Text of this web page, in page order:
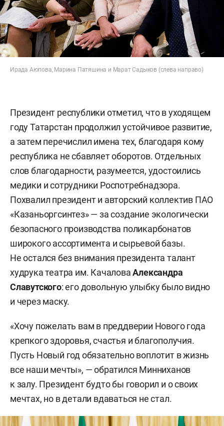
Ирада Аюпова, Марина Патяшина и Марат Садыков (слева направо)
Президент республики отметил, что в уходящем
году Татарстан продолжил устойчивое развитие,
а затем перечислил имена тех, благодаря кому
республика не сбавляет оборотов. Отдельных
слов благодарности, разумеется, удостоились
медики и сотрудники Роспотребнадзора.
Похвалил президент и авторский коллектив ПАО
«Казаньоргсинтез» — за создание экологически
безопасного производства поликарбонатов
широкого ассортимента и сырьевой базы.
Не остался без внимания президента талант
худрука театра им. КачаловаАлександра
Славутского: его довольную улыбку было видно
и через маску.
«Хочу пожелать вам в преддверии Нового года
крепкого здоровья, счастья и благополучия.
Пусть Новый год обязательно воплотит в жизнь
все наши мечты», — обратился Минниханов
к залу. Президент будто бы говорил и о своих
мечтах, но в детали вдаваться не стал.